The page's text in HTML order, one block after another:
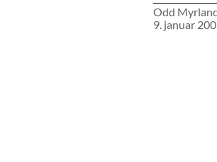
Odd
9. januar